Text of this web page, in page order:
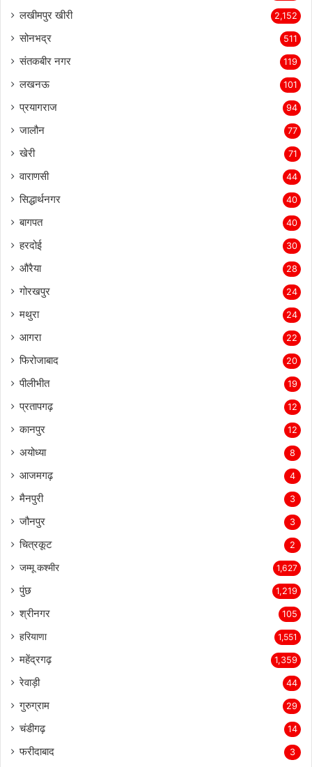
लखीमपुर खीरी 2,152
सोनभद्र 511
संतकबीर नगर 119
लखनऊ 101
प्रयागराज 94
जालौन 77
खेरी 71
वाराणसी 44
सिद्धार्थनगर 40
बागपत 40
हरदोई 30
औरैया 28
गोरखपुर 24
मथुरा 24
आगरा 22
फिरोजाबाद 20
पीलीभीत 19
प्रतापगढ़ 12
कानपुर 12
अयोध्या 8
आजमगढ़ 4
मैनपुरी 3
जौनपुर 3
चित्रकूट 2
जम्मू कश्मीर 1,627
पुंछ 1,219
श्रीनगर 105
हरियाणा 1,551
महेंद्रगढ़ 1,359
रेवाड़ी 44
गुरुग्राम 29
चंडीगढ़ 14
फरीदाबाद 3